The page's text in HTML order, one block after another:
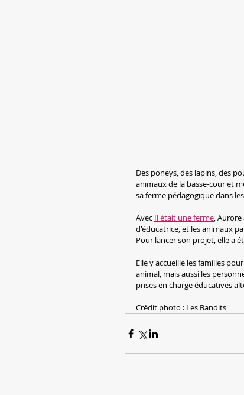
Des poneys, des lapins, des
animaux de la basse-cour et
sa ferme pédagogique dans les
Avec Il était une ferme, Aurore
d'éducatrice, et les animaux
Pour lancer son projet, elle a
Elle y accueille les familles
animal, mais aussi les
prises en charge éducatives
Crédit photo : Les Bandits